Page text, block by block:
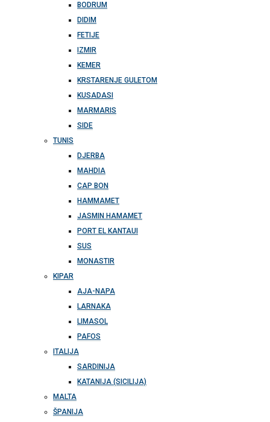
BODRUM
DIDIM
FETIJE
IZMIR
KEMER
KRSTARENJE GULETOM
KUSADASI
MARMARIS
SIDE
TUNIS
DJERBA
MAHDIA
CAP BON
HAMMAMET
JASMIN HAMAMET
PORT EL KANTAUI
SUS
MONASTIR
KIPAR
AJA-NAPA
LARNAKA
LIMASOL
PAFOS
ITALIJA
SARDINIJA
KATANIJA (SICILIJA)
MALTA
ŠPANIJA